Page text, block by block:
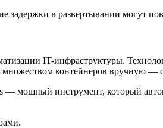
в развертывании могут
IT-инфраструктуры.
контейнеров вручную —
— мощный инструмент, который